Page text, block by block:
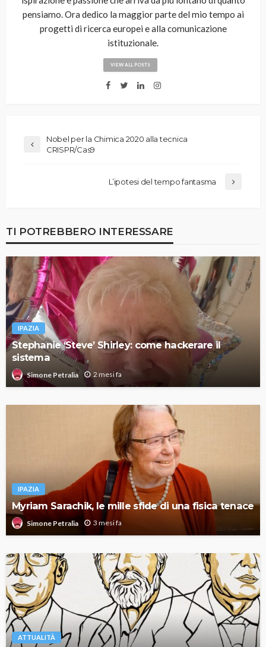
pensiamo. Ora dedico la maggior parte del mio tempo ai
progetti di ricerca europei e alla comunicazione
istituzionale.
VIEW ALL POSTS
Nobel per la Chimica 2020 alla tecnica
CRISPR/Cas9
L’ipotesi del tempo fantasma
TI POTREBBERO INTERESSARE
IPAZIA
Stephanie ‘Steve’ Shirley: come hackerare il
sistema
Simone Petralia 2 mesi fa
IPAZIA
Myriam Sarachik, le mille sfide di una fisica tenace
Simone Petralia 3 mesi fa
ATTUALITÀ